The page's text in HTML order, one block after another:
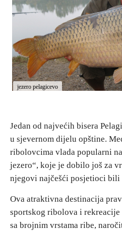
Omladinski turizam
Destinacije
Spisak destinacija
Manifestacije
Smještaj
Multimedija
Foto
jezero pelagicevo
Jedan od najvećih bisera
u sjevernom dijelu opštine.
ribolovcima vlada popularni
jezero“, koje je dobilo još za
njegovi najčešći posjetioci
Ova atraktivna destinacija
sportskog ribolova i
sa brojnim vrstama ribe,